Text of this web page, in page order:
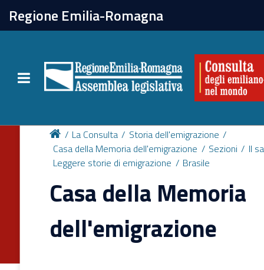
Regione Emilia-Romagna
Toggle navigation
chiudi
Attività
Per chi vive all'estero
Newsletter
La Consulta
Storia dell'emigrazione
Casa della Memoria dell'emigrazione
Sezioni
Il
Leggere storie di emigrazione
Brasile
Casa della Memoria
dell'emigrazione